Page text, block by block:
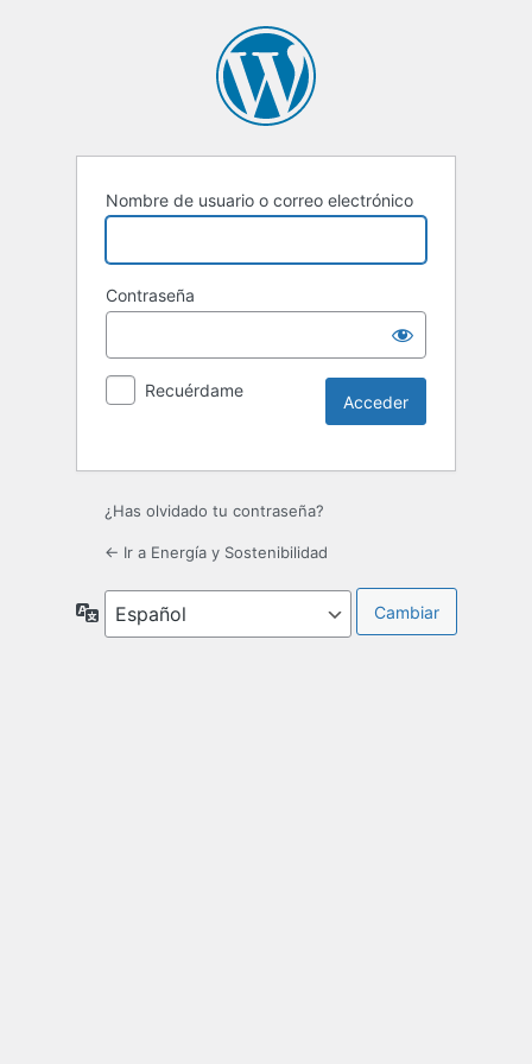
Nombre de usuario o correo electrónico
Contraseña
Recuérdame
¿Has olvidado tu contraseña?
← Ir a Energía y Sostenibilidad
Idioma